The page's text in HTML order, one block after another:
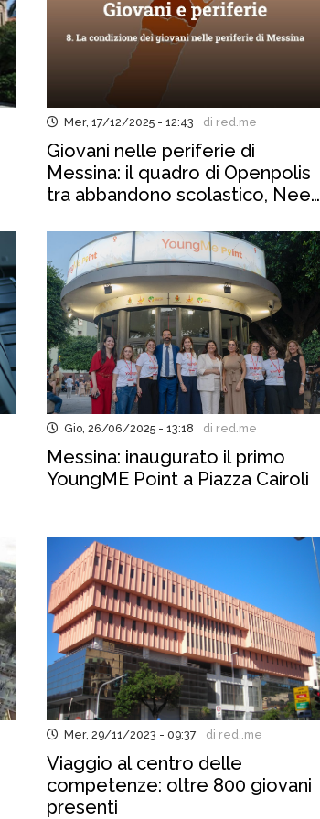
Mer, 17/12/2025 - 12:43 di red.me
Giovani nelle periferie di
Messina: il quadro di Openpolis
tra abbandono scolastico, Neet
Gio, 26/06/2025 - 13:18 di red.me
Messina: inaugurato il primo
YoungME Point a Piazza Cairoli
Mer, 29/11/2023 - 09:37 di red..me
Viaggio al centro delle
competenze: oltre 800 giovani
presenti